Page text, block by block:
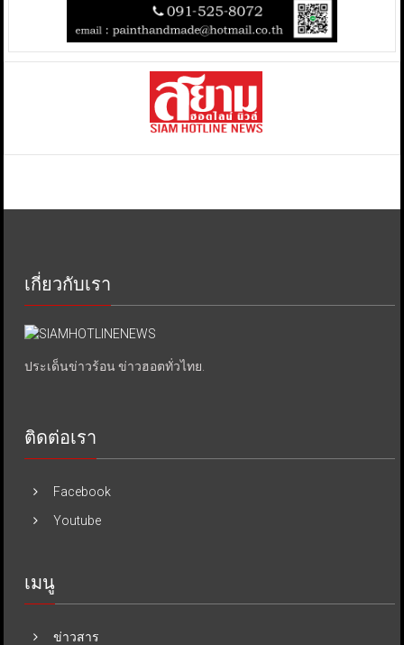
เกี่ยวกับเรา
ประเด็นข่าวร้อน ข่าวฮอตทั่วไทย.
ติดต่อเรา
Facebook
Youtube
เมนู
ข่าวสาร